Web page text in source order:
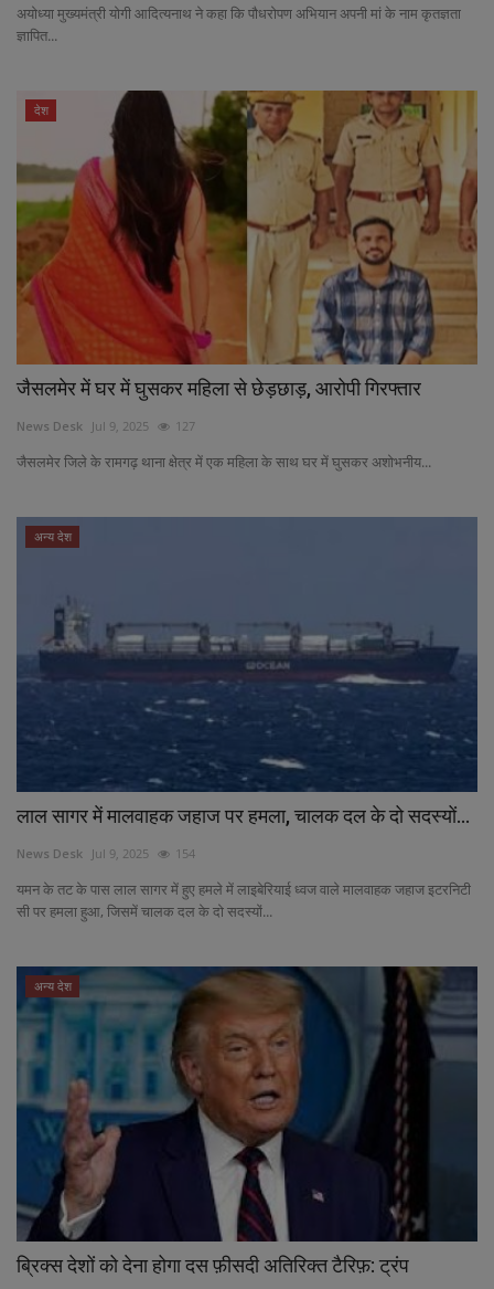
अयोध्या मुख्यमंत्री योगी आदित्यनाथ ने कहा कि पौधरोपण अभियान अपनी मां के नाम कृतज्ञता
ज्ञापित...
देश
जैसलमेर में घर में घुसकर महिला से छेड़छाड़, आरोपी गिरफ्तार
News Desk Jul 9, 2025 127
जैसलमेर जिले के रामगढ़ थाना क्षेत्र में एक महिला के साथ घर में घुसकर अशोभनीय...
अन्य देश
लाल सागर में मालवाहक जहाज पर हमला, चालक दल के दो सदस्यों...
News Desk Jul 9, 2025 154
यमन के तट के पास लाल सागर में हुए हमले में लाइबेरियाई ध्वज वाले मालवाहक जहाज इटरनिटी
सी पर हमला हुआ, जिसमें चालक दल के दो सदस्यों...
अन्य देश
ब्रिक्स देशों को देना होगा दस फ़ीसदी अतिरिक्त टैरिफ़: ट्रंप